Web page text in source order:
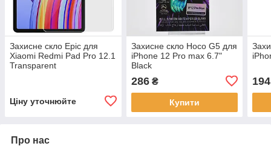
Захисне скло Epic для
Xiaomi Redmi Pad Pro 12.1
Transparent
Ціну уточнюйте
Захисне скло Hoco G5 для
iPhone 12 Pro max 6.7"
Black
286₴
Купити
194
Про нас